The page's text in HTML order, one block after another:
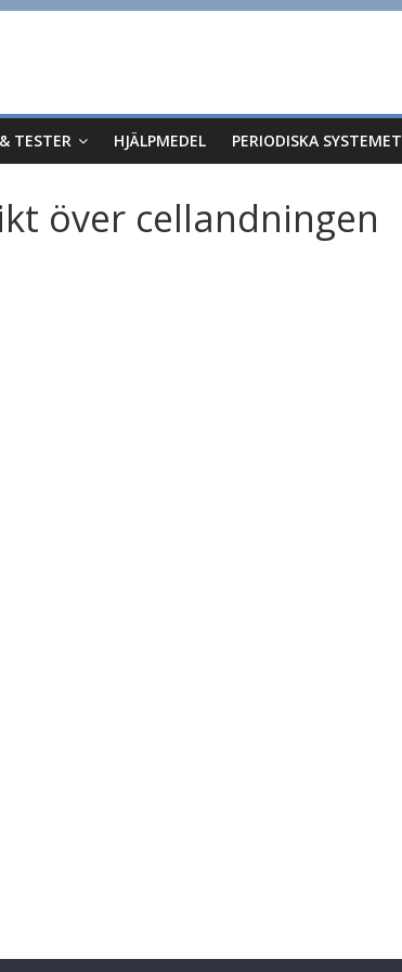
TESTER HJÄLPMEDEL PERIODISKA SYSTEMET
över cellandningen